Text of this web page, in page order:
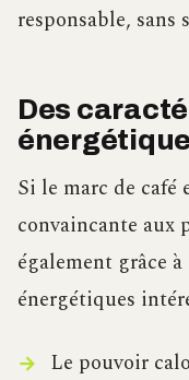
responsable,
Des
Si le marc de
convaincante aux
également grâce
énergétiques
Le pouvoir